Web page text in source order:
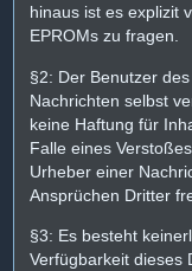
hinaus ist es explizit
EPROMs zu fragen.
§2: Der Benutzer
Nachrichten selbst
keine Haftung für
Falle eines
Urheber einer
Ansprüchen Dritter
§3: Es besteht
Verfügbarkeit dieses